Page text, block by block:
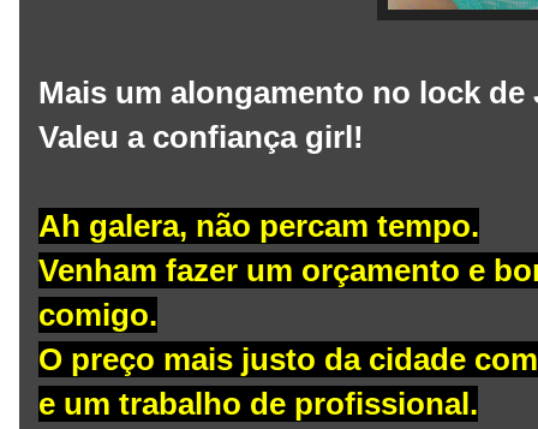
Mais um alongamento no lock
Valeu a confiança girl!
Ah galera, não percam tempo.
Venham fazer um orçamento e
comigo.
O preço mais justo da cidade
e um trabalho de profissional.